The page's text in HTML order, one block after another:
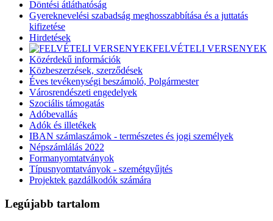
Döntési átláthatóság
Gyereknevelési szabadság meghosszabbítása és a juttatás
kifizetése
Hirdetések
FELVÉTELI VERSENYEK
Közérdekű információk
Közbeszerzések, szerződések
Éves tevékenységi beszámoló, Polgármester
Városrendészeti engedelyek
Szociális támogatás
Adóbevallás
Adók és illetékek
IBAN számlaszámok - természetes és jogi személyek
Népszámlálás 2022
Formanyomtatványok
Típusnyomtatványok - szemétgyűjtés
Projektek gazdálkodók számára
Legújabb tartalom